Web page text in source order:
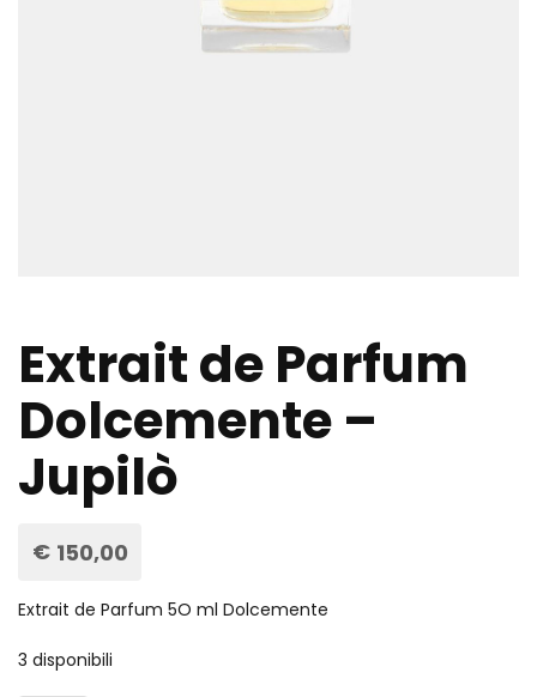
Extrait de Parfum
Dolcemente –
Jupilò
€ 150,00
Extrait de Parfum 5O ml Dolcemente
3 disponibili